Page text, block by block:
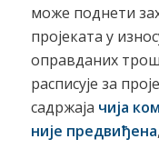
може поднети
пројеката у
оправданих
расписује за
садржаја чија
није предвиђена